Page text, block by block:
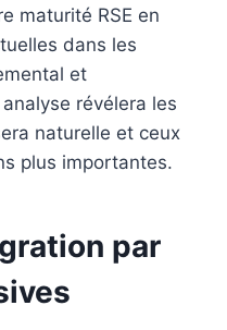
maturité RSE en
dans les
et
révélera les
naturelle et ceux
plus importantes.
par